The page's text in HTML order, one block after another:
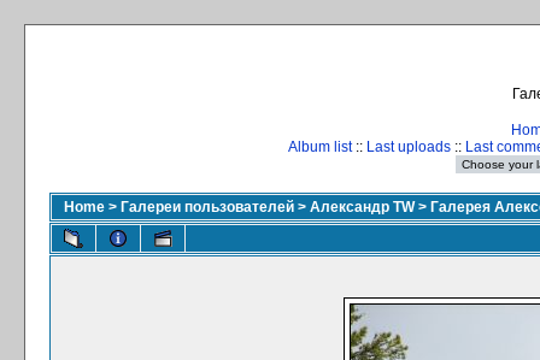
Album list:: Last uploads :: Last
Home > Галереи пользователей > Александр TW> Галерея